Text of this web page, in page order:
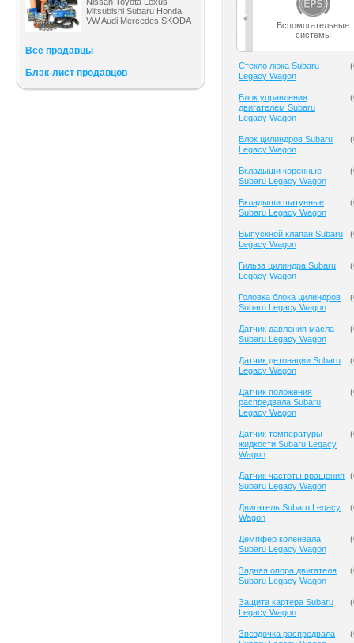
Mitsubishi Subaru Honda
VW Audi Mercedes SKODA
Все продавцы
Блэк-лист продавцов
Вспомогательные
системы
Cтекло люка Subaru
Legacy Wagon
(
Блок управления
двигателем Subaru
Legacy Wagon
(
Блок цилиндров Subaru
Legacy Wagon
(
Вкладыши коренные
Subaru Legacy Wagon
(
Вкладыши шатунные
Subaru Legacy Wagon
(
Выпускной клапан Subaru
Legacy Wagon
(
Гильза цилиндра Subaru
Legacy Wagon
(
Головка блока цилиндров
Subaru Legacy Wagon
(
Датчик давления масла
Subaru Legacy Wagon
(
Датчик детонации Subaru
Legacy Wagon
(
Датчик положения
распредвала Subaru
Legacy Wagon
(
Датчик температуры
жидкости Subaru Legacy
Wagon
(
Датчик частоты вращения
Subaru Legacy Wagon
(
Двигатель Subaru Legacy
Wagon
(
Демпфер коленвала
Subaru Legacy Wagon
(
Задняя опора двигателя
Subaru Legacy Wagon
(
Защита картера Subaru
Legacy Wagon
(
Звездочка распредвала
(